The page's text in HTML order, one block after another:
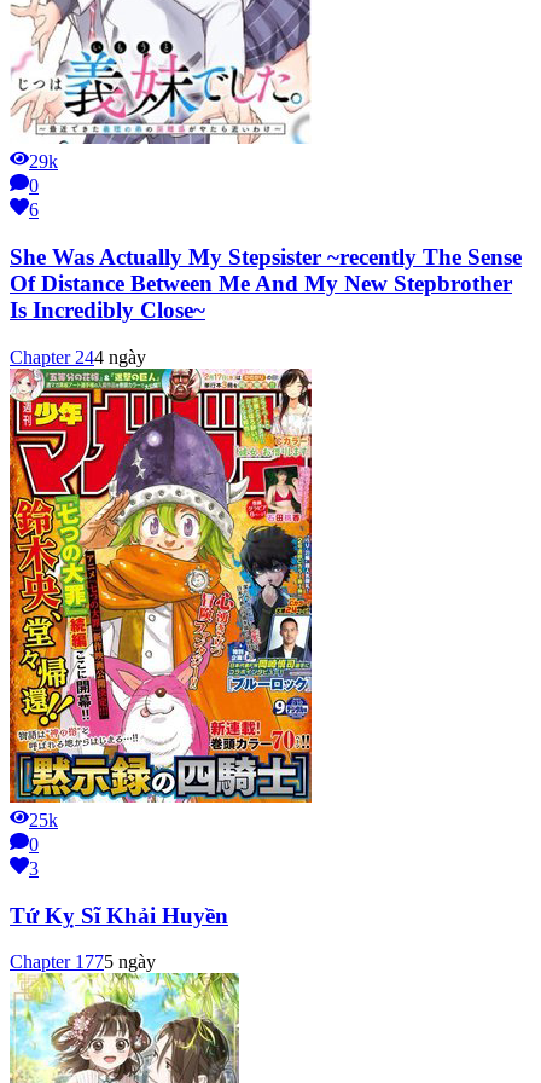
29k
0
6
She Was Actually My Stepsister ~recently The Sense
Of Distance Between Me And My New Stepbrother
Is Incredibly Close~
Chapter 244 ngày
25k
0
3
Tứ Kỵ Sĩ Khải Huyền
Chapter 1775 ngày